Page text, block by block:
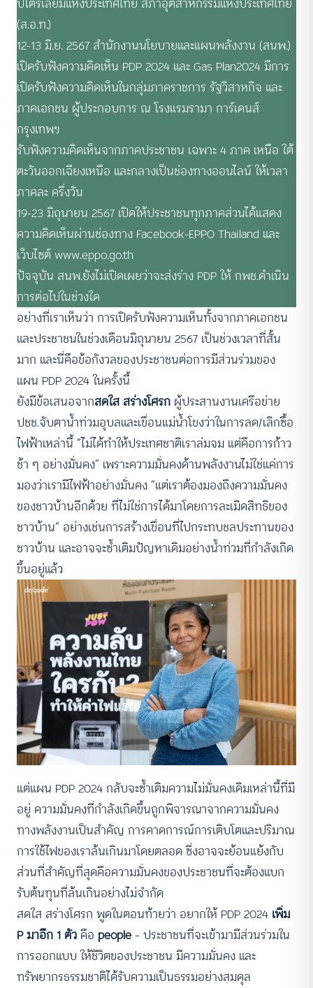
(ส.อ.ท.)​
12-13 มิ.ย. 2567 สำนักงานนโยบายและแผนพลังงาน (สนพ.)
เปิดรับฟังความคิดเห็น PDP 2024 และ Gas Plan2024 มีการ
เปิดรับฟังความคิดเห็นในกลุ่มภาคราชการ รัฐวิสาหกิจ และ
ภาคเอกชน ผู้ประกอบการ ณ โรงแรมรามา การ์เดนส์
กรุงเทพฯ
รับฟังความคิดเห็นจากภาคประชาชน เฉพาะ 4 ภาค เหนือ ใต้
ตะวันออกเฉียงเหนือ และกลางเป็นช่องทางออนไลน์ ให้เวลา
ภาคละ ครึ่งวัน
19-23 มิถุนายน 2567 เปิดให้ประชาชนทุกภาคส่วนได้แสดง
ความคิดเห็นผ่านช่องทาง Facebook-EPPO Thailand และ
เว็บไซต์ www.eppo.go.th
ปัจจุบัน สนพ.ยังไม่เปิดเผยว่าจะส่งร่าง PDP ให้ กพช.ดำเนิน
การต่อไปในช่วงใด
อย่างที่เราเห็นว่า การเปิดรับฟังความเห็นทั้งจากภาคเอกชน
และประชาชนในช่วงเดือนมิถุนายน 2567 เป็นช่วงเวลาที่สั้น
มาก และนี่คือข้อกังวลของประชาชนต่อการมีส่วนร่วมของ
แผน PDP 2024 ในครั้งนี้
ยังมีข้อเสนอจากสดใส สร่างโศรก ผู้ประสานงานเครือข่าย
ปชช.จับตาน้ำท่วมอุบลและเขื่อนแม่น้ำโขงว่าในการลด/เลิกซื้อ
ไฟฟ้าเหล่านี้ “ไม่ได้ทำให้ประเทศชาติเราล่มจม แต่คือการก้าว
ช้า ๆ อย่างมั่นคง” เพราะความมั่นคงด้านพลังงานไม่ใช่แค่การ
มองว่าเรามีไฟฟ้าอย่างมั่นคง “แต่เราต้องมองถึงความมั่นคง
ของชาวบ้านอีกด้วย ที่ไม่ใช่การได้มาโดยการละเมิดสิทธิของ
ชาวบ้าน” อย่างเช่นการสร้างเขื่อนที่ไปกระทบชลประทานของ
ชาวบ้าน และอาจจะซ้ำเติมปัญหาเดิมอย่างน้ำท่วมที่กำลังเกิด
ขึ้นอยู่แล้ว
แต่แผน PDP 2024 กลับจะซ้ำเติมความไม่มั่นคงเดิมเหล่านี้ที่มี
อยู่ ความมั่นคงที่กำลังเกิดขึ้นถูกพิจารณาจากความมั่นคง
ทางพลังงานเป็นสำคัญ การคาดการณ์การเติบโตและปริมาณ
การใช้ไฟของเราล้นเกินมาโดยตลอด ซึ่งอาจจะย้อนแย้งกับ
ส่วนที่สำคัญที่สุดคือความมั่นคงของประชาชนที่จะต้องแบก
รับต้นทุนที่ล้นเกินอย่างไม่จำกัด
สดใส สร่างโศรก พูดในตอนท้ายว่า อยากให้ PDP 2024 เพิ่ม
P มาอีก 1 ตัวคือ people– ประชาชนที่จะเข้ามามีส่วนร่วมใน
การออกแบบ ให้ชีวิตของประชาชน มีความมั่นคง และ
ทรัพยากรธรรมชาติได้รับความเป็นธรรมอย่างสมดุล